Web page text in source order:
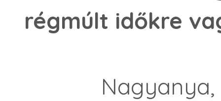
régmúlt időkre
Nagyanya,